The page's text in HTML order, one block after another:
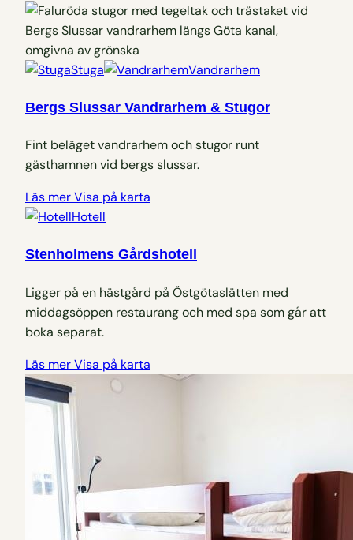
Stuga Vandrarhem
Bergs Slussar Vandrarhem & Stugor
Fint beläget vandrarhem och stugor runt
gästhamnen vid bergs slussar.
Läs merVisa på karta
Hotell
Stenholmens Gårdshotell
Ligger på en hästgård på Östgötaslätten med
middagsöppen restaurang och med spa som går att
boka separat.
Läs merVisa på karta